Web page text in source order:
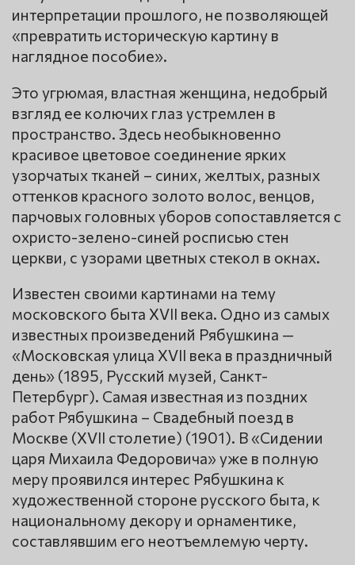
интерпретации прошлого, не позволяющей
«превратить историческую картину в
наглядное пособие».
Это угрюмая, властная женщина, недобрый
взгляд ее колючих глаз устремлен в
пространство. Здесь необыкновенно
красивое цветовое соединение ярких
узорчатых тканей – синих, желтых, разных
оттенков красного золото волос, венцов,
парчовых головных уборов сопоставляется с
охристо-зелено-синей росписью стен
церкви, с узорами цветных стекол в окнах.
Известен своими картинами на тему
московского быта XVII века. Одно из самых
известных произведений Рябушкина —
«Московская улица XVII века в праздничный
день» (1895, Русский музей, Санкт-
Петербург). Самая известная из поздних
работ Рябушкина – Свадебный поезд в
Москве (XVII столетие) (1901). В «Сидении
царя Михаила Федоровича» уже в полную
меру проявился интерес Рябушкина к
художественной стороне русского быта, к
национальному декору и орнаментике,
составлявшим его неотъемлемую черту.